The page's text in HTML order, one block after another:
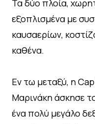
Τα δύο πλοία,
εξοπλισμένα με
καυσαερίων,
καθένα.
Εν τω μεταξύ, η
Μαρινάκη άσκησε
ένα πολύ μεγάλο